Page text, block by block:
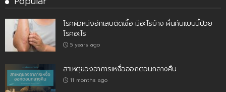
โรคผิวหนังอักเสบติดเชื้อ มีอะไรบ้าง ผื่นคันแบบนี้ป่วย
โรคอะไร
5 years ago
สาเหตุของอาการเหงื่อออกตอนกลางคืน
11 months ago